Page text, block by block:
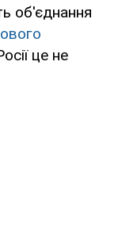
об'єднання
це не